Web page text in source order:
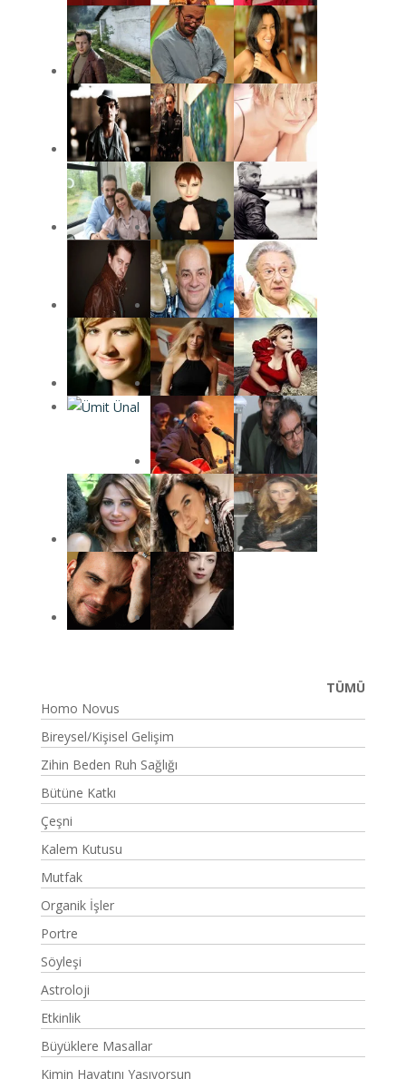
TÜMÜ
Homo Novus
Bireysel/Kişisel Gelişim
Zihin Beden Ruh Sağlığı
Bütüne Katkı
Çeşni
Kalem Kutusu
Mutfak
Organik İşler
Portre
Söyleşi
Astroloji
Etkinlik
Büyüklere Masallar
Kimin Hayatını Yaşıyorsun